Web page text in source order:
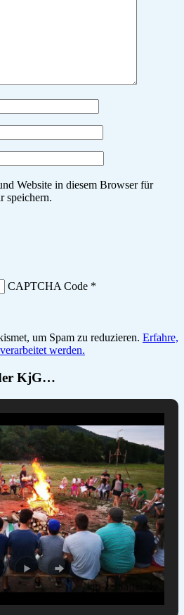
Website in diesem Browser für
speichern.
CAPTCHA Code *
um Spam zu reduzieren. Erfahre,
werden.
KjG…